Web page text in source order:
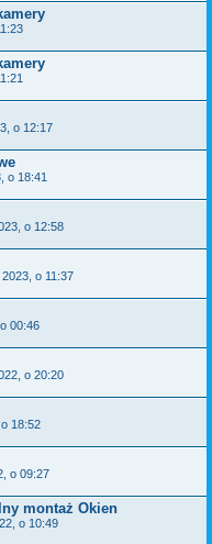
o 12:17
o 18:41
o 12:58
o 11:37
00:46
o 20:20
18:52
o 09:27
montaż Okien
o 10:49